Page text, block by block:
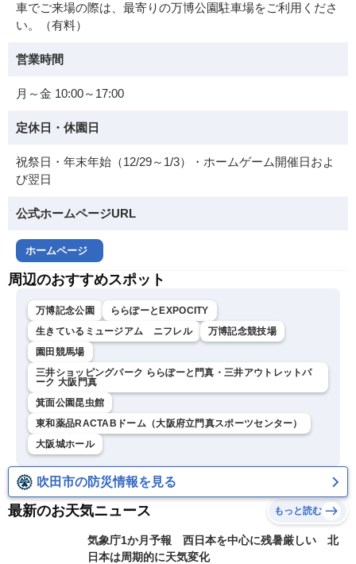
車でご来場の際は、最寄りの万博公園駐車場をご利用くださ
い。（有料）
営業時間
月～金 10:00～17:00
定休日・休園日
祝祭日・年末年始（12/29～1/3）・ホームゲーム開催日およ
び翌日
公式ホームページURL
ホームページ
周辺のおすすめスポット
万博記念公園
ららぽーとEXPOCITY
生きているミュージアム ニフレル
万博記念競技場
園田競馬場
三井ショッピングパーク ららぽーと門真・三井アウトレットパ
ーク 大阪門真
箕面公園昆虫館
東和薬品RACTABドーム（大阪府立門真スポーツセンター）
大阪城ホール
吹田市の防災情報を見る
最新のお天気ニュース もっと読む
気象庁1か月予報 西日本を中心に残暑厳しい 北
日本は周期的に天気変化